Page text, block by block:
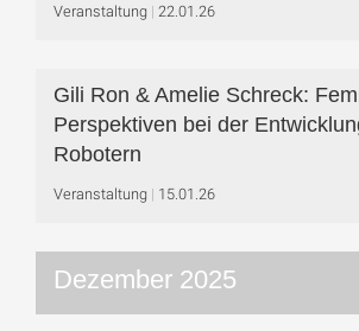
Veranstaltung 22.01.26
Gili Ron & Amelie Schreck:
Perspektiven bei der
Robotern
Veranstaltung 15.01.26
Dezember 2025